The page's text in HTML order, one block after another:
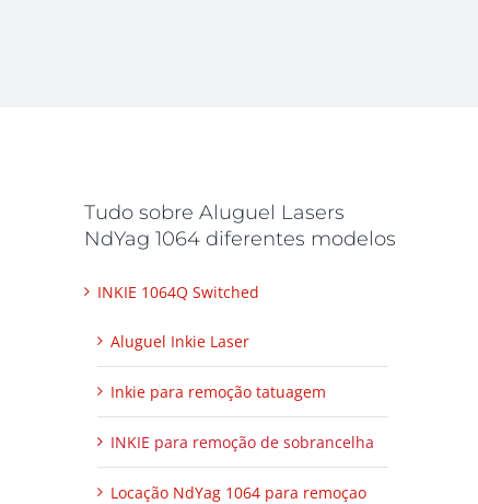
Tudo sobre Aluguel Lasers
NdYag 1064 diferentes modelos
INKIE 1064Q Switched
Aluguel Inkie Laser
Inkie para remoção tatuagem
INKIE para remoção de sobrancelha
Locação NdYag 1064 para remoçao